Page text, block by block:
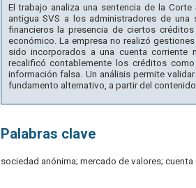
El trabajo analiza una sentencia de la
antigua SVS a los administradores de
financieros la presencia de ciertos
económico. La empresa no realizó
sido incorporados a una cuenta corriente
recalificó contablemente los créditos
información falsa. Un análisis permite
fundamento alternativo, a partir del
Palabras clave
sociedad anónima; mercado de valores;